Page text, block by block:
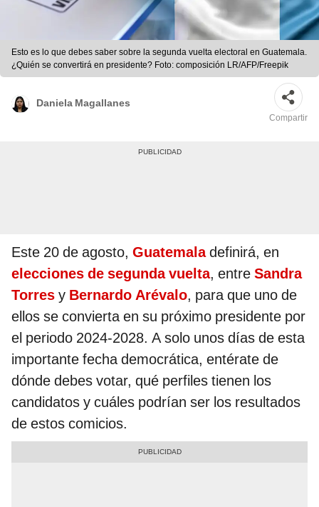
Esto es lo que debes saber sobre la segunda vuelta electoral en Guatemala.
¿Quién se convertirá en presidente? Foto: composición LR/AFP/Freepik
Daniela Magallanes
Compartir
Este 20 de agosto, Guatemaladefinirá, en
elecciones de segunda vuelta, entre Sandra
Torres y Bernardo Arévalo, para que uno de
ellos se convierta en su próximo presidente por
el periodo 2024-2028. A solo unos días de esta
importante fecha democrática, entérate de
dónde debes votar, qué perfiles tienen los
candidatos y cuáles podrían ser los resultados
de estos comicios.